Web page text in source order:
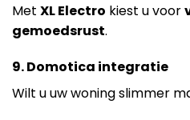
Met XL Electro kiest u voor
gemoedsrust.
9. Domotica integratie
Wilt u uw woning slimmer